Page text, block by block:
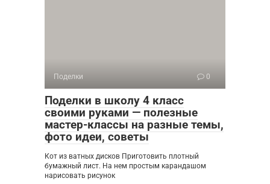
Поделки 0
Поделки в школу 4 класс
своими руками — полезные
мастер-классы на разные темы,
фото идеи, советы
Кот из ватных дисков Приготовить плотный
бумажный лист. На нем простым карандашом
нарисовать рисунок